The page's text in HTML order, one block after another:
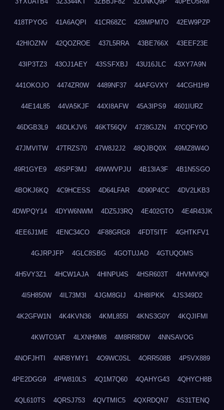
418TPYOG 41A6AQPI 41CR68ZC 428MPM7O 42EW9PZP
42HIOZNV 42QOZROE 437L5RRA 43BE766X 43EEF23E
43IP3TZ3 43OJ1AEY 43SSFXBJ 43U16JLC 43XY7A9N
441OKOJO 4474ZR0W 4489NF37 44AFGVXY 44CGH1H9
44E14L85 44VA5KJF 44XI8AFW 45A3IPS9 4601IURZ
46DGB3L9 46DLKJV6 46KT56QV 4728GJZN 47CQFY0O
47JMVITW 47TRZS70 47W8J2J2 48QJBQ0X 49MZ8W4O
49R1GYE9 49SPF3MJ 49WWVPJU 4B13IA3F 4B1N5SGO
4BOKJ6KQ 4C9HCESS 4D64LFAR 4D90P4CC 4DV2LKB3
4DWPQY14 4DYW6NWM 4DZ5J3RQ 4E402GTO 4E4R43JK
4EE6J1ME 4ENC34CO 4F88GRG8 4FDT5ITF 4GHTKFV1
4GJRPJFP 4GLC8SBG 4GOTUJAD 4GTUQOMS
4H5VY3Z1 4HCW1AJA 4HINPU4S 4HSR603T 4HVMV9QI
4I5H850W 4IL73M3I 4JGM8GIJ 4JH8IPKK 4JS349D2
4K2GFW1N 4K4KVN36 4KML855I 4KNS3G0Y 4KQJIFMI
4KWTO3AT 4LXNH9M8 4M8RR8DW 4NNSAVOG
4NOFJHTI 4NRBYMY1 4O9WC0SL 4ORR508B 4P5VX889
4PE2DGG9 4PW810LS 4Q1M7Q60 4QAHYG43 4QHYCH8B
4QL610TS 4QRSJ753 4QVTMIC5 4QXRDQN7 4S31TENQ